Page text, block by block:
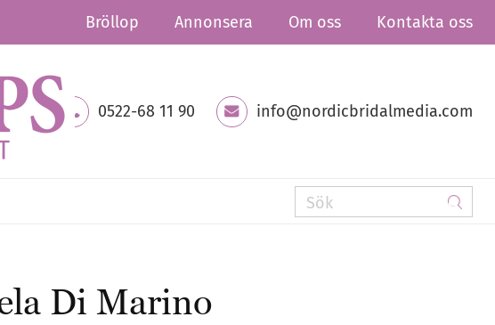
Bröllop Annonsera Om oss Kontakta oss
0522-68 11 90 info@nordicbridalmedia.com
Di Marino